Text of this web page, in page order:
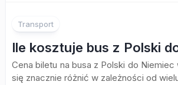
Transport
Ile kosztuje bus z Polski
Cena biletu na busa z Polski do
się znacznie różnić w zależności od